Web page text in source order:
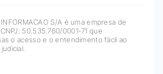
S/A é uma empresa de
50.535.760/0001-71 que
o acesso e o entendimento fácil ao